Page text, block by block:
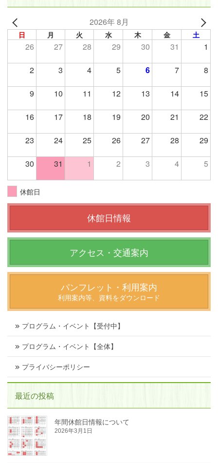
2026年 8月
日 月 火 水 木 金 土
26 27 28 29 30 31 1
2 3 4 5 6 7 8
9 10 11 12 13 14 15
16 17 18 19 20 21 22
23 24 25 26 27 28 29
30 31 1 2 3 4 5
休館日
休館日情報
アクセス・交通案内
パンフレット・利用案内
利用案内等、資料をダウンロード
プログラム・イベント【受付中】
プログラム・イベント【全体】
プライバシーポリシー
最近の投稿
年間休館日情報について
2026年3月1日